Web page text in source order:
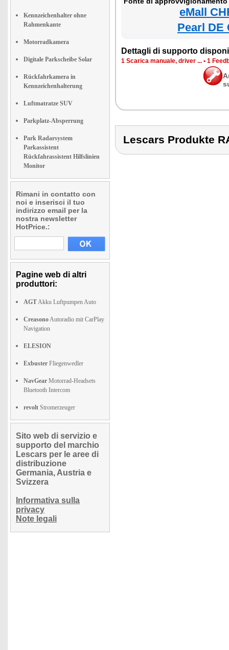
Kennzeichenhalter ohne
Rahmenkante
Motorradkamera
Digitale Parkscheibe Solar
Rückfahrkamera in
Kennzeichenhalterung
Luftmatratze SUV
Parkplatz-Absperrung
Park Radarsystem
Parkassistent
Rückfahrassistent Hilfslinien
Monitor
Rimani in contatto con
noi e inserisci il tuo
indirizzo email per la
nostra newsletter
HotPrice.:
Pagine web di altri
produttori:
AGTAkku Luftpumpen Auto
CreasonoAutoradio mit CarPlay
Navigation
ELESION
Exbuster Fliegenwedler
NavGear Motorrad-Headsets
Bluetooth Intercom
revolt Stromerzeuger
Sito web di servizio e
supporto del marchio
Lescars per le aree di
distribuzione
Germania, Austria e
Svizzera
Informativa sulla
privacy
Note legali
eMall
Pearl DE
Dettagli di supporto
1 Scarica manuale, driver ... • 1
Lescars Produkte